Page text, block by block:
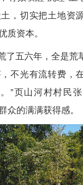
，切实把土地资
质资本。
了五六年，全是荒
不光有流转费，
”页山河村村民
众的满满获得感。